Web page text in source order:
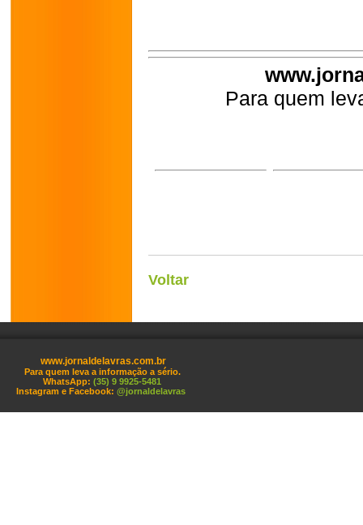
Para quem
Voltar
www.jornaldelavras.com.br
Para quem leva a informação a sério.
WhatsApp: (35) 9 9925-5481
Instagram e Facebook: @jornaldelavras